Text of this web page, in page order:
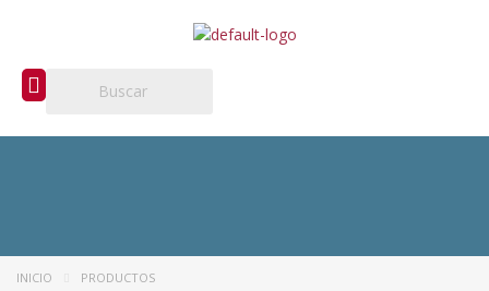
INICIO PRODUCTOS